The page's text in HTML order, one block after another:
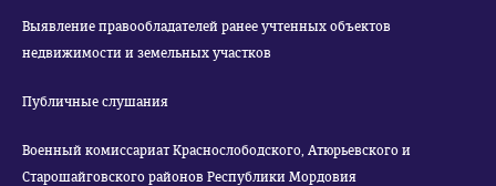
Выявление правообладателей ранее учтенных объектов
недвижимости и земельных участков
Публичные слушания
Военный комиссариат Краснослободского, Атюрьевского и
Старошайговского районов Республики Мордовия